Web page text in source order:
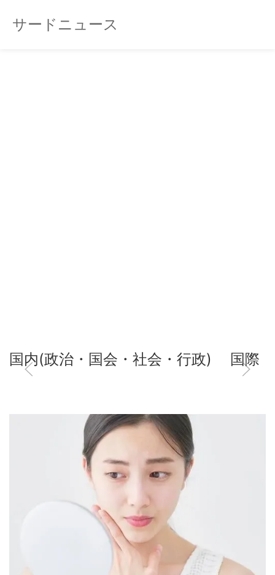
サードニュース
国内(政治・国会・社会・行政) 国際